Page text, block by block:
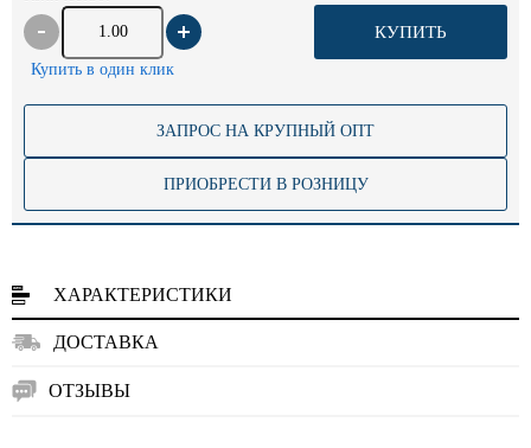
КУПИТЬ
Купить в один клик
ЗАПРОС НА КРУПНЫЙ ОПТ
ПРИОБРЕСТИ В РОЗНИЦУ
ХАРАКТЕРИСТИКИ
ДОСТАВКА
ОТЗЫВЫ